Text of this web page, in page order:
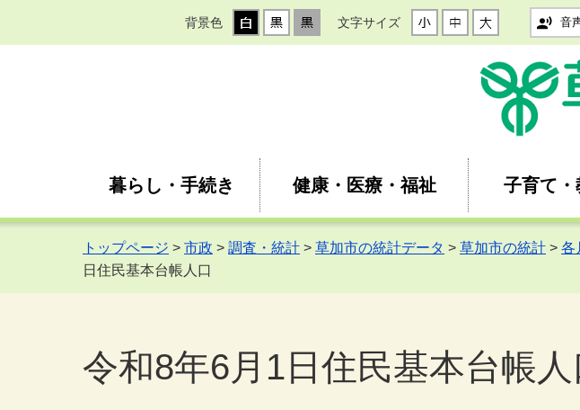
背景色 文字サイズ 音
暮らし・手続き 健康・医療・福祉 子育て・
トップページ > 市政 > 調査・統計 > 草加市の統計データ > 草加市の統計 > 各
日住民基本台帳人口
令和8年6月1日住民基本台帳人